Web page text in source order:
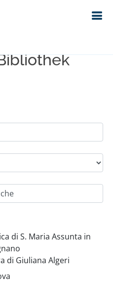
im Bestand
di S. Maria Assunta in
di Giuliana Algeri